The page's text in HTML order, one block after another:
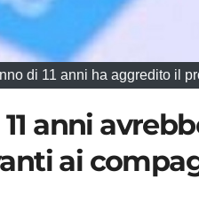
di 11 anni ha aggredito il
anni
ai